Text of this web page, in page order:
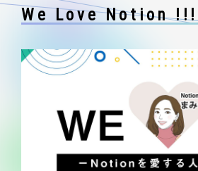
We Love Notion !!!